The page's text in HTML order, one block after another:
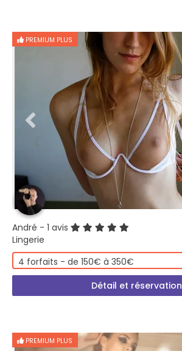
PREMIUM PLUS
André - 1 avis
Lingerie
4 forfaits - de 150€ à 350€
Détail et réservation
PREMIUM PLUS